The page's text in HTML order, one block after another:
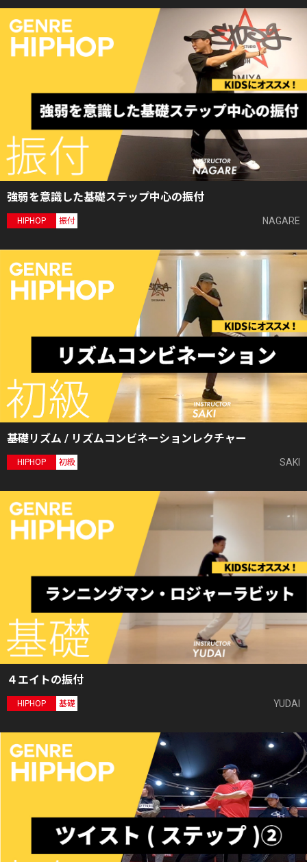
強弱を意識した基礎ステップ中心の振付
HIPHOP 振付 NAGARE
基礎リズム / リズムコンビネーションレクチャー
HIPHOP 初級 SAKI
４エイトの振付
HIPHOP 基礎 YUDAI